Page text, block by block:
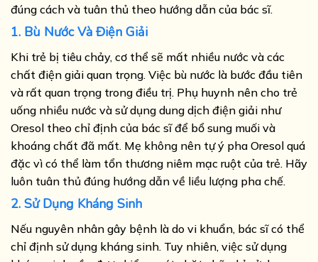
đúng cách và tuân thủ theo hướng dẫn của bác sĩ.
1. Bù Nước Và Điện Giải
Khi trẻ bị tiêu chảy, cơ thể sẽ mất nhiều nước và các
chất điện giải quan trọng. Việc bù nước là bước đầu tiên
và rất quan trọng trong điều trị. Phụ huynh nên cho trẻ
uống nhiều nước và sử dụng dung dịch điện giải như
Oresol theo chỉ định của bác sĩ để bổ sung muối và
khoáng chất đã mất. Mẹ không nên tự ý pha Oresol quá
đặc vì có thể làm tổn thương niêm mạc ruột của trẻ. Hãy
luôn tuân thủ đúng hướng dẫn về liều lượng pha chế.
2. Sử Dụng Kháng Sinh
Nếu nguyên nhân gây bệnh là do vi khuẩn, bác sĩ có thể
chỉ định sử dụng kháng sinh. Tuy nhiên, việc sử dụng